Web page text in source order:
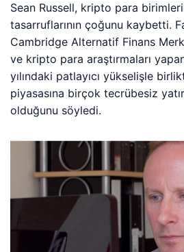
Sean Russell, kripto para
tasarruflarının çoğunu kaybetti.
Cambridge Alternatif Finans
ve kripto para araştırmaları
yılındaki patlayıcı yükselişle
piyasasına birçok tecrübesiz
olduğunu söyledi.